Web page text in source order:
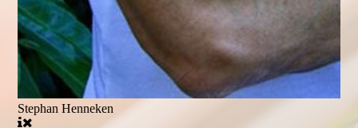
Stephan Henneken